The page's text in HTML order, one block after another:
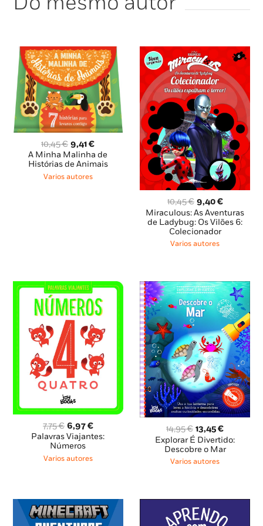
10,45€ O
preço
original
era:
9,41€O
preço
atual
A Minha Malinha de
Histórias de Animais
Varios autores
10,45€ O
preço
original
era:
10,45 €.
9,40€O
preço
atual
Miraculous: As Aventuras
de Ladybug: Os Vilões 6:
Colecionador
Varios autores
7,75€ O
preço
original
era:
6,97€O
preço
é:
Palavras Viajantes:
Números
Varios autores
14,95€ O
preço
original
era:
13,45€O
preço
atual
Explorar É Divertido:
Descobre o Mar
Varios autores